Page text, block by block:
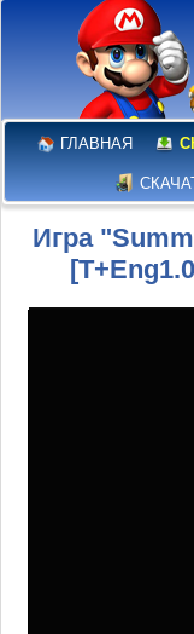
ГЛАВНАЯ
Игра